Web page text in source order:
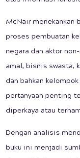
McNair menekankan
proses pembuatan
negara dan aktor
amal, bisnis swasta,
dan bahkan
pertanyaan penting
diperkaya atau
Dengan analisis
buku ini menjadi